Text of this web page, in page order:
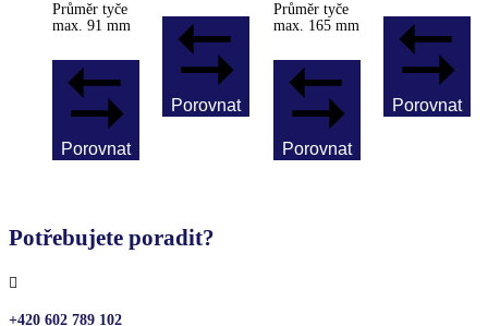
Průměr tyče
max. 91 mm
Porovnat
Porovnat
Průměr tyče
max. 165 mm
Porovnat
Porovnat
Potřebujete poradit?

+420 602 789 102